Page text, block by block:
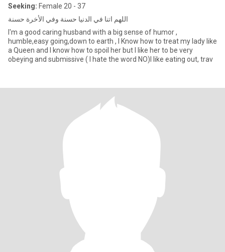
Seeking: Female 20 - 37
اللهم اتنا في الدنيا حسنة وفي الأخرة حسنة
I'm a good caring husband with a big sense of humor ,
humble,easy going,down to earth , I Know how to treat my lady like
a Queen and I know how to spoil her but I like her to be very
obeying and submissive ( I hate the word NO)I like eating out, trav